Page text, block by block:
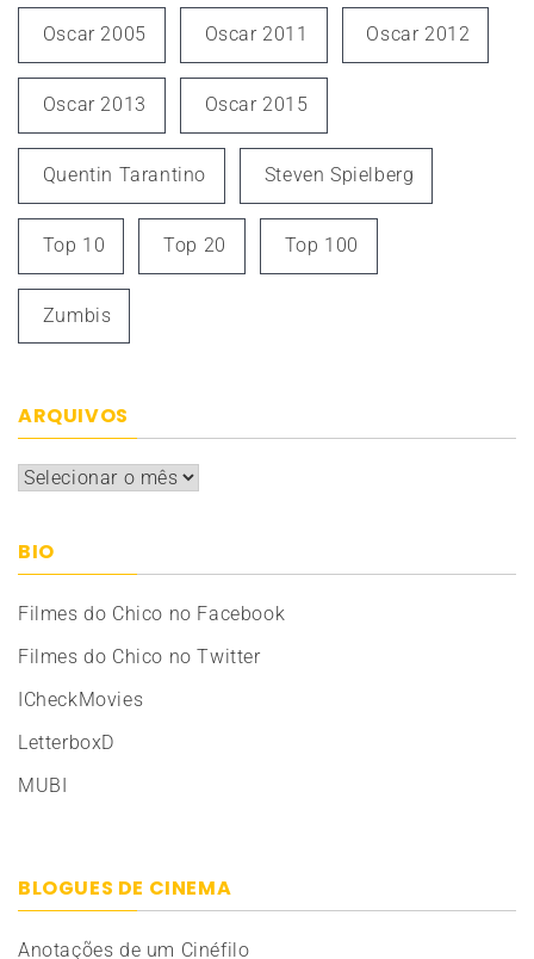
Oscar 2005 Oscar 2011 Oscar 2012
Oscar 2013 Oscar 2015
Quentin Tarantino Steven Spielberg
Top 10 Top 20 Top 100
Zumbis
ARQUIVOS
Arquivos
BIO
Filmes do Chico no Facebook
Filmes do Chico no Twitter
ICheckMovies
LetterboxD
MUBI
BLOGUES DE CINEMA
Anotações de um Cinéfilo